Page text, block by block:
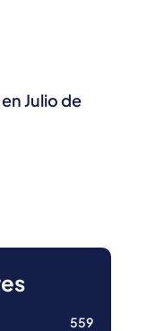
Julio de
559